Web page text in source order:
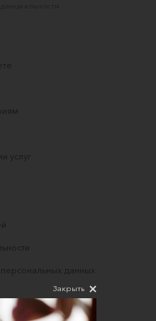
услуг
данных
Закрыть